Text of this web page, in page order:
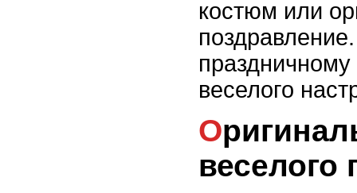
костюм или
праздничному
веселого
Оригинальные идеи для
веселого